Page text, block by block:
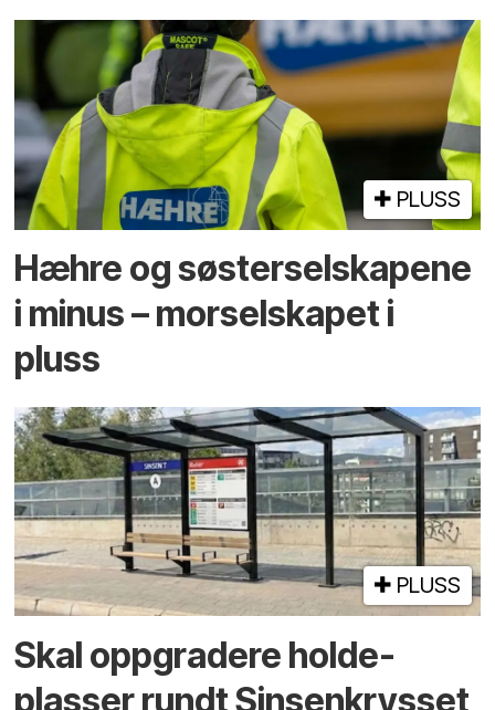
PLUSS
Hæhre og søster­selskapene
i minus – mor­selskapet i
pluss
PLUSS
Skal oppgradere holde­
plasser rundt Sinsenkrysset